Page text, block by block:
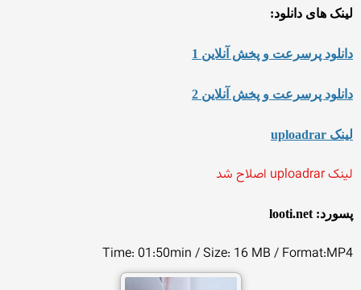
لینک های دانلود:
دانلود پرسرعت و پخش آنلاین 1
دانلود پرسرعت و پخش آنلاین 2
لینک uploadrar
لینک uploadrar اصلاح شد
پسورد: looti.net
Time: 01:50min / Size: 16 MB / Format:MP4